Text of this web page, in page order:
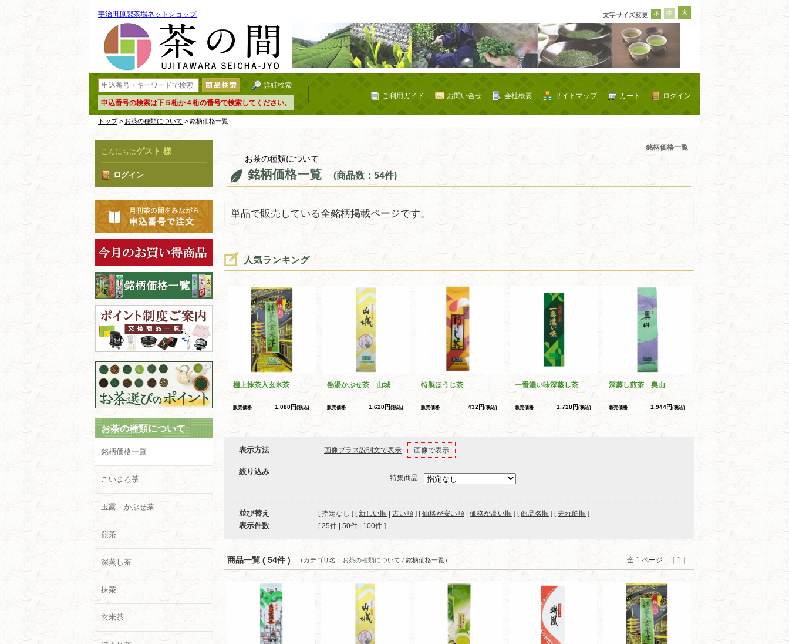
宇治田原製茶場ネットショップ 文字サイズ変更 小 中 大
詳細検索
申込番号の検索は下５桁か４桁の番号で検索してください。
ログイン
カート
サイトマップ
会社概要
お問い合せ
ご利用ガイド
トップ> お茶の種類について > 銘柄価格一覧
こんにちはゲスト 様
ログイン
お茶の種類について
銘柄価格一覧
こいまろ茶
玉露・かぶせ茶
煎茶
深蒸し茶
抹茶
玄米茶
銘柄価格一覧
お茶の種類について
銘柄価格一覧 (商品数：54件)
単品で販売している全銘柄掲載ページです。
人気ランキング
極上抹茶入玄米茶
販売価格 1,080円(税込)
熱湯かぶせ茶 山城
販売価格 1,620円(税込)
特製ほうじ茶
販売価格 432円(税込)
一番濃い味深蒸し茶
販売価格 1,728円(税込)
深蒸し煎茶 奥山
販売価格 1,944円(税込)
表示方法 画像プラス説明文で表示 画像で表示
絞り込み
特集商品
並び替え [ 指定なし ] [ 新しい順 古い順 ] [価格が安い順 価格が高い順 ] [商品名順 ] [売れ筋順 ]
表示件数 [ 25件 50件 100件 ]
商品一覧 ( 54件 ) 全 1 ページ ｜1｜
（カテゴリ名： お茶の種類について / 銘柄価格一覧）